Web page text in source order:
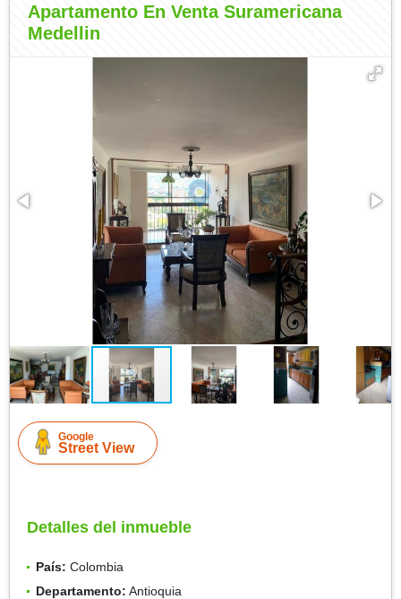
Apartamento En Venta Suramericana
Medellin
Google
Street View
Detalles del inmueble
País: Colombia
Departamento: Antioquia